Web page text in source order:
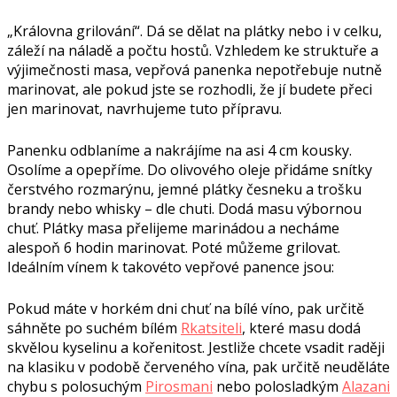
„Královna grilování“. Dá se dělat na plátky nebo i v celku,
záleží na náladě a počtu hostů. Vzhledem ke struktuře a
výjimečnosti masa, vepřová panenka nepotřebuje nutně
marinovat, ale pokud jste se rozhodli, že jí budete přeci
jen marinovat, navrhujeme tuto přípravu.
Panenku odblaníme a nakrájíme na asi 4 cm kousky.
Osolíme a opepříme. Do olivového oleje přidáme snítky
čerstvého rozmarýnu, jemné plátky česneku a trošku
brandy nebo whisky – dle chuti. Dodá masu výbornou
chuť. Plátky masa přelijeme marinádou a necháme
alespoň 6 hodin marinovat. Poté můžeme grilovat.
Ideálním vínem k takovéto vepřové panence jsou:
Pokud máte v horkém dni chuť na bílé víno, pak určitě
sáhněte po suchém bílém Rkatsiteli, které masu dodá
skvělou kyselinu a kořenitost. Jestliže chcete vsadit raději
na klasiku v podobě červeného vína, pak určitě neuděláte
chybu s polosuchým Pirosmani nebo polosladkým Alazani